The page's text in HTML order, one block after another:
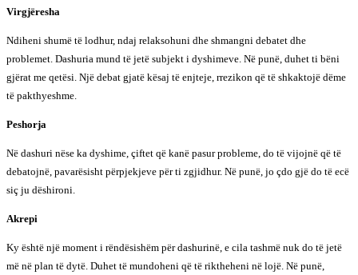
Virgjëresha
Ndiheni shumë të lodhur, ndaj relaksohuni dhe shmangni debatet dhe
problemet. Dashuria mund të jetë subjekt i dyshimeve. Në punë, duhet ti bëni
gjërat me qetësi. Një debat gjatë kësaj të enjteje, rrezikon që të shkaktojë dëme
të pakthyeshme.
Peshorja
Në dashuri nëse ka dyshime, çiftet që kanë pasur probleme, do të vijojnë që të
debatojnë, pavarësisht përpjekjeve për ti zgjidhur. Në punë, jo çdo gjë do të ecë
siç ju dëshironi.
Akrepi
Ky është një moment i rëndësishëm për dashurinë, e cila tashmë nuk do të jetë
më në plan të dytë. Duhet të mundoheni që të riktheheni në lojë. Në punë,